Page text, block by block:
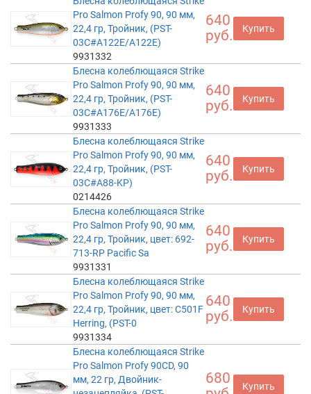
Pro Salmon Profy 90, 90 мм,
22,4 гр, Тройник, (PST-
03C#A122E/A122E)
9931332
640
руб.
Купить
Блесна колеблющаяся Strike
Pro Salmon Profy 90, 90 мм,
22,4 гр, Тройник, (PST-
03C#A176E/A176E)
9931333
640
руб.
Купить
Блесна колеблющаяся Strike
Pro Salmon Profy 90, 90 мм,
22,4 гр, Тройник, (PST-
03C#A88-KP)
0214426
640
руб.
Купить
Блесна колеблющаяся Strike
Pro Salmon Profy 90, 90 мм,
22,4 гр, Тройник, цвет: 692-
713-RP Pacific Sa
9931331
640
руб.
Купить
Блесна колеблющаяся Strike
Pro Salmon Profy 90, 90 мм,
22,4 гр, Тройник, цвет: C501F
Herring, (PST-0
9931334
640
руб.
Купить
Блесна колеблющаяся Strike
Pro Salmon Profy 90CD, 90
мм, 22 гр, Двойник-
680
Купить